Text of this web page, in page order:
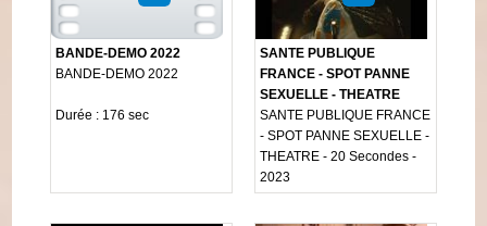
BANDE-DEMO 2022
BANDE-DEMO 2022
Durée : 176 sec
SANTE PUBLIQUE
FRANCE - SPOT PANNE
SEXUELLE - THEATRE
SANTE PUBLIQUE FRANCE
- SPOT PANNE SEXUELLE -
THEATRE - 20 Secondes -
2023